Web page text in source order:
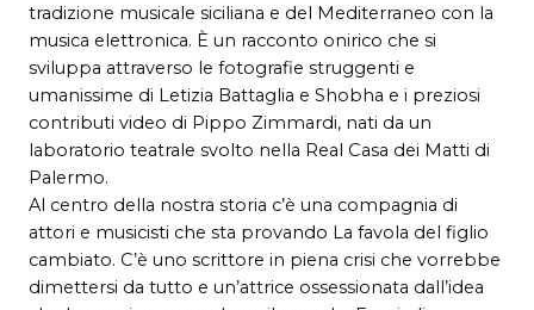
tradizione musicale siciliana e del Mediterraneo con la
musica elettronica. È un racconto onirico che si
sviluppa attraverso le fotografie struggenti e
umanissime di Letizia Battaglia e Shobha e i preziosi
contributi video di Pippo Zimmardi, nati da un
laboratorio teatrale svolto nella Real Casa dei Matti di
Palermo.
Al centro della nostra storia c’è una compagnia di
attori e musicisti che sta provando La favola del figlio
cambiato. C’è uno scrittore in piena crisi che vorrebbe
dimettersi da tutto e un’attrice ossessionata dall’idea